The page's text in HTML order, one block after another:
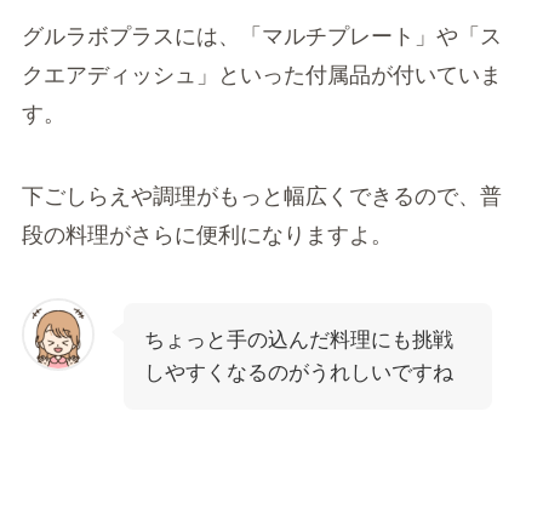
グルラボプラスには、「マルチプレート」や「ス
クエアディッシュ」といった付属品が付いていま
す。
下ごしらえや調理がもっと幅広くできるので、普
段の料理がさらに便利になりますよ。
ちょっと手の込んだ料理にも挑戦
しやすくなるのがうれしいですね